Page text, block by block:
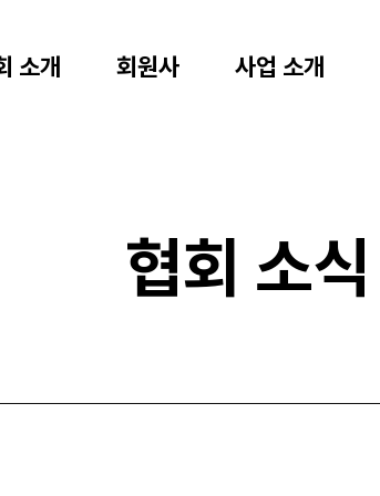
소개 회원사 사업 소개
협회 소식